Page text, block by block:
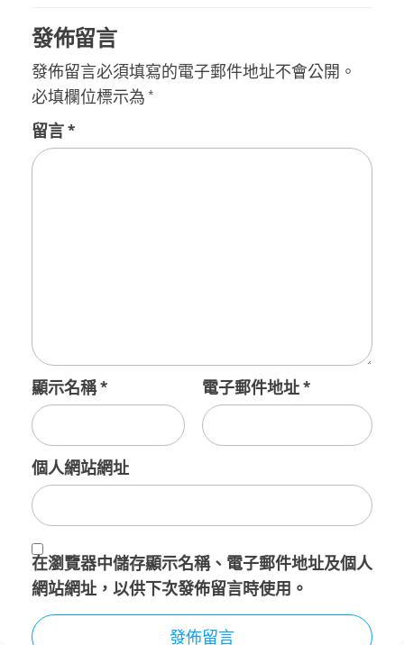
發佈留言
發佈留言必須填寫的電子郵件地址不會公開。
必填欄位標示為 *
留言*
顯示名稱* 電子郵件地址*
個人網站網址
在瀏覽器中儲存顯示名稱、電子郵件地址及個人
網站網址，以供下次發佈留言時使用。